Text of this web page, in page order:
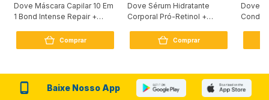
Dove Máscara Capilar 10 Em
1 Bond Intense Repair +
Comprar
Dove Sérum Hidratante
Corporal Pró-Retinol +
Comprar
Dove
Baixe Nosso App